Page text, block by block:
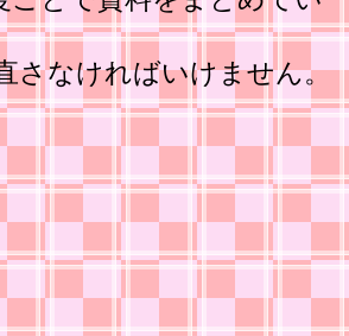
さなければいけません。